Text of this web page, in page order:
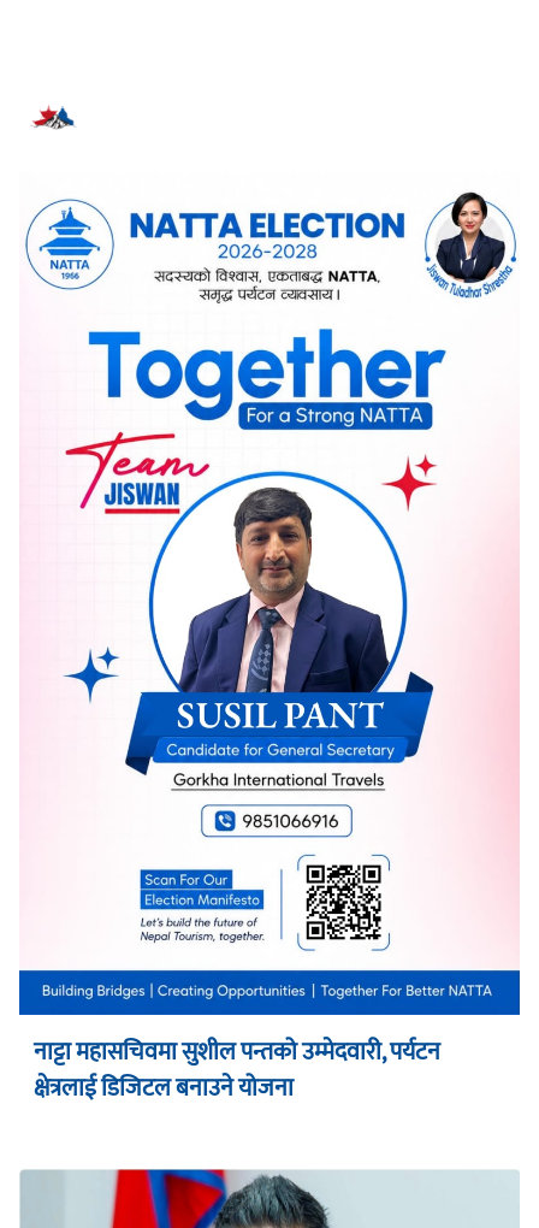
नाट्टा महासचिवमा सुशील पन्तको उम्मेदवारी, पर्यटन
क्षेत्रलाई डिजिटल बनाउने योजना